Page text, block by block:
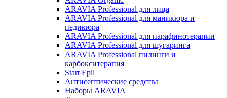
ARAVIA Professional для лица
ARAVIA Professional для маникюра и
педикюра
ARAVIA Professional для парафинотерапии
ARAVIA Professional для шугаринга
ARAVIA Professional пилинги и
карбокситерапия
Start Epil
Антисептические средства
Наборы ARAVIA